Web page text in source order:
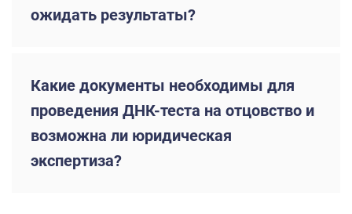
ожидать результаты?
Какие документы необходимы для
проведения ДНК-теста на отцовство и
возможна ли юридическая
экспертиза?